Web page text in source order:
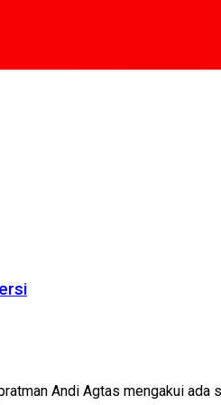
Andi Agtas mengakui